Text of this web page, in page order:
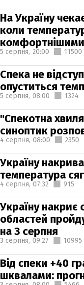
На Україну
коли
комфортнішими
5 серпня, 20:00 11500
Спека не
опуститься
5 серпня, 08:00 1324
"Спекотна
синоптик
4 серпня, 08:00 2350
Україну
температура
4 серпня, 07:32 915
Україну накриє
областей
на 3 серпня
3 серпня, 09:27 10995
Від спеки +40
шквалами: